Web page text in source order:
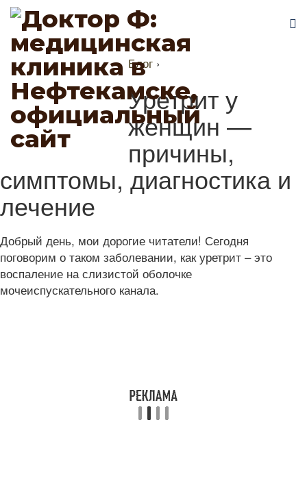
Блог ›
Уретрит у
женщин —
причины,
симптомы, диагностика и
лечение
Добрый день, мои дорогие читатели! Сегодня
поговорим о таком заболевании, как уретрит – это
воспаление на слизистой оболочке
мочеиспускательного канала.